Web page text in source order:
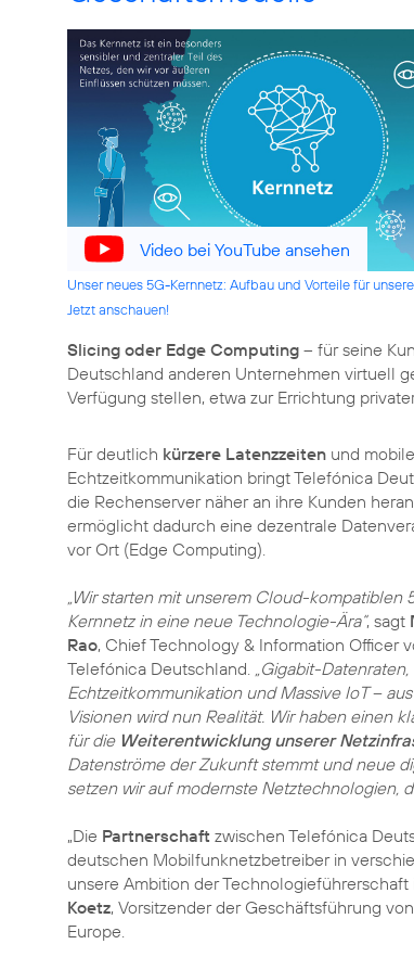
Video bei YouTube ansehen
Unser neues 5G-Kernnetz: Aufbau und Vorteile für
Jetzt anschauen!
Slicing oder Edge Computing – für seine
Deutschland anderen Unternehmen virtuell
Verfügung stellen, etwa zur Errichtung
Für deutlich kürzere Latenzzeiten und mobile
Echtzeitkommunikation bringt Telefónica
die Rechenserver näher an ihre Kunden
ermöglicht dadurch eine dezentrale
vor Ort (Edge Computing).
„Wir starten mit unserem Cloud-kompatiblen
Kernnetz in eine neue Technologie-Ära“, sagt
Rao, Chief Technology & Information Officer
Telefónica Deutschland. „Gigabit-Datenraten,
Echtzeitkommunikation und Massive IoT –
Visionen wird nun Realität. Wir haben einen
für die Weiterentwicklung unserer
Datenströme der Zukunft stemmt und neue
setzen wir auf modernste Netztechnologien,
„Die Partnerschaft zwischen Telefónica
deutschen Mobilfunknetzbetreiber in
unsere Ambition der
Koetz, Vorsitzender der Geschäftsführung
Europe.